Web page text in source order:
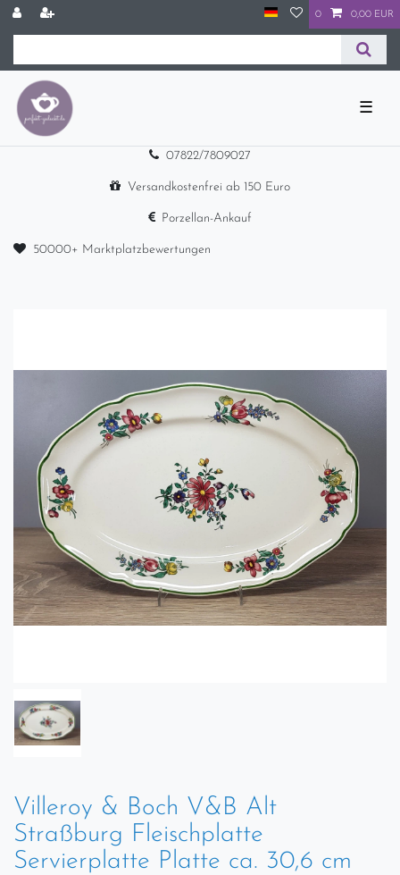
0 0,00 EUR
☰
07822/7809027
Versandkostenfrei ab 150 Euro
Porzellan-Ankauf
50000+ Marktplatzbewertungen
Villeroy & Boch V&B Alt
Straßburg Fleischplatte
Servierplatte Platte ca. 30,6 cm